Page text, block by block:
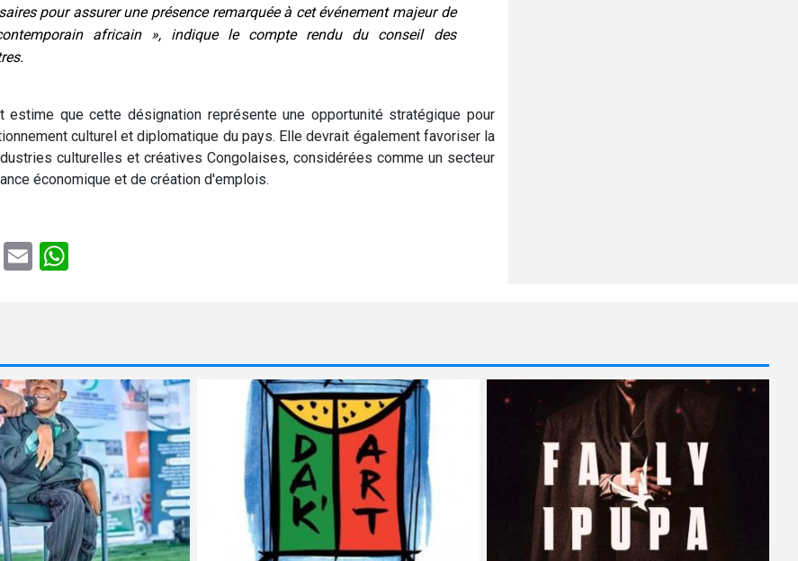
pour assurer une présence remarquée à cet événement majeur de
africain », indique le compte rendu du conseil des
estime que cette désignation représente une opportunité stratégique pour
culturel et diplomatique du pays. Elle devrait également favoriser la
culturelles et créatives Congolaises, considérées comme un secteur
économique et de création d'emplois.
Twitter
Email